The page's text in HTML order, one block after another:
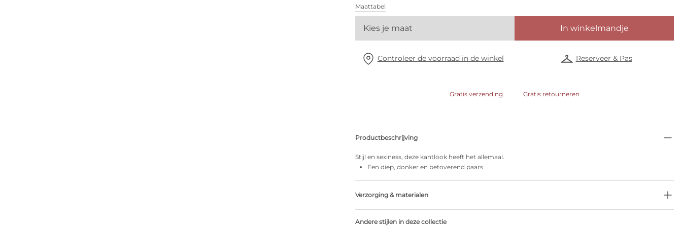
Maattabel
Kies je maat In winkelmandje
Controleer de voorraad in de winkel Reserveer & Pas
Gratis verzending Gratis retourneren
Productbeschrijving
Stijl en sexiness, deze kantlook heeft het allemaal.
Een diep, donker en betoverend paars
Verzorging & materialen
Andere stijlen in deze collectie